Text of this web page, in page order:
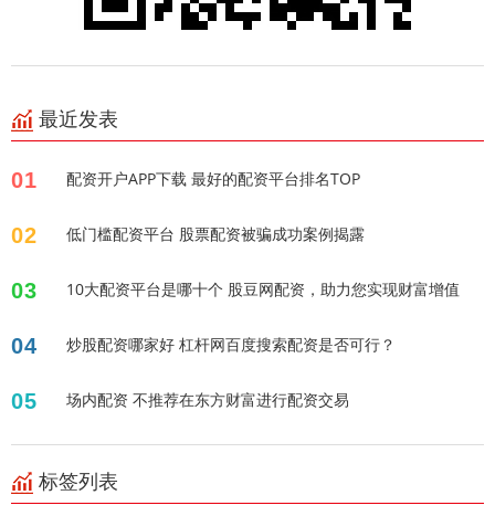
最近发表
01 配资开户APP下载 最好的配资平台排名TOP
02 低门槛配资平台 股票配资被骗成功案例揭露
03 10大配资平台是哪十个 股豆网配资，助力您实现财富增值
04 炒股配资哪家好 杠杆网百度搜索配资是否可行？
05 场内配资 不推荐在东方财富进行配资交易
标签列表